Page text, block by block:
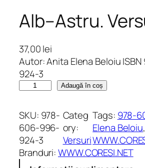
Alb–Astru.
37,00lei
Autor: Anita Elena Beloiu
924-3
n
t
i
t
a
Adaugă în coș
SKU: 978-
606-996-
924-3
Categ
ory:
Versuri
Tags: 978-
Elena Beloiu,
Branduri:WWW.CORESI.NET